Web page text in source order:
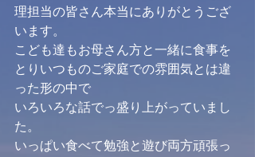
理担当の皆さん本当にありがとうござ
います。
こども達もお母さん方と一緒に食事を
とりいつものご家庭での雰囲気とは違
った形の中で
いろいろな話でっ盛り上がっていまし
た。
いっぱい食べて勉強と遊び両方頑張っ